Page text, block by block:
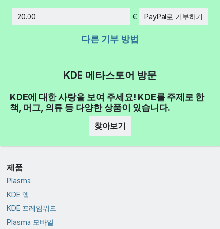
€ PayPal로 기부하기
다른 기부 방법
KDE 메타스토어 방문
KDE에 대한 사랑을 보여 주세요! KDE를 주제로 한
책, 머그, 의류 등 다양한 상품이 있습니다.
찾아보기
제품
Plasma
KDE 앱
KDE 프레임워크
Plasma 모바일